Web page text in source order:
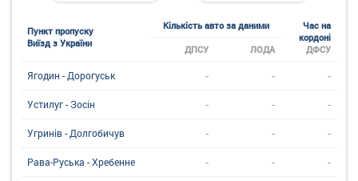
Пункт пропуску
Виїзд з України
Кількість авто за даними
Час на
кордоні
ДФСУ
ДПСУ ЛОДА
Ягодин - Дорогуськ - - -
Устилуг - Зосін - - -
Угринiв - Долгобичув - - -
Рава-Руська - Хребенне - - -